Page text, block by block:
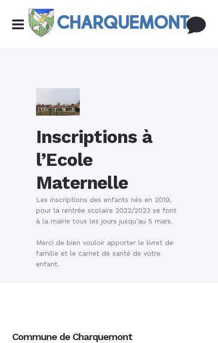
Inscriptions à
l’Ecole
Maternelle
Les inscriptions des enfants nés en 2019,
pour la rentrée scolaire 2022/2023 se font
à la mairie tous les jours jusqu’au 5 mars.
Merci de bien vouloir apporter le livret de
famille et le carnet de santé de votre
enfant.
Commune de Charquemont